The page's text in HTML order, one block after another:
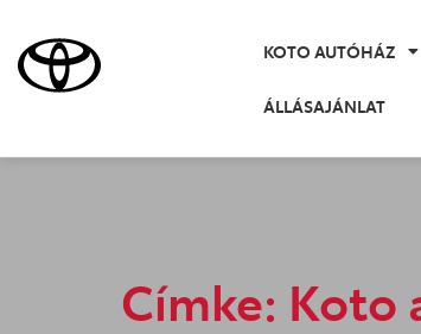
KOTO AUTÓHÁZ
ÁLLÁSAJÁNLAT
Címke: Koto